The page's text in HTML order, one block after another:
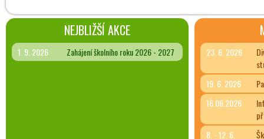
NEJBLIŽŠÍ AKCE
1. 9. 2026 Zahájení školního roku 2026 - 2027 23. 6. 2026
19. 6. 2026
16.06.2026
8. - 12. 6.